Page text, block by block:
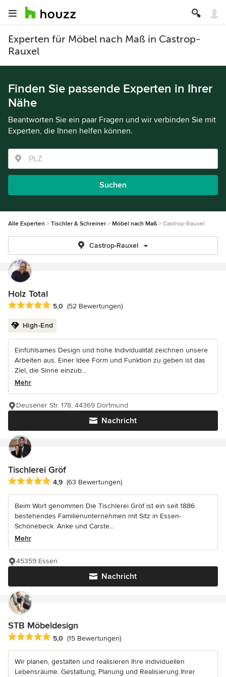
Experten für Möbel nach Maß in Castrop-
Rauxel
Finden Sie passende Experten in Ihrer
Nähe
Beantworten Sie ein paar Fragen und wir verbinden Sie mit
Experten, die Ihnen helfen können.
Suchen
Alle Experten Tischler & Schreiner Möbel nach Maß Castrop-Rauxel
Castrop-Rauxel
Holz Total
Durchschnittliche Bewertung: 5 von 5 Sternen
5,0 (52 Bewertungen)
High-End
Einfühlsames Design und hohe Individualität zeichnen unsere
Arbeiten aus. Einer Idee Form und Funktion zu geben ist das
Ziel, die Sinne einzub...
Mehr
Nachricht
Deusener Str. 178, 44369 Dortmund
Tischlerei Gröf
Durchschnittliche Bewertung: 4.9 von 5 Sternen
4,9 (63 Bewertungen)
Beim Wort genommen Die Tischlerei Gröf ist ein seit 1886
bestehendes Familienunternehmen mit Sitz in Essen-
Schönebeck. Anke und Carste...
Mehr
Nachricht
45359 Essen
STB Möbeldesign
Durchschnittliche Bewertung: 5 von 5 Sternen
5,0 (15 Bewertungen)
Wir planen, gestalten und realisieren Ihre individuellen
Lebensräume. Gestaltung, Planung und Realisierung Ihrer